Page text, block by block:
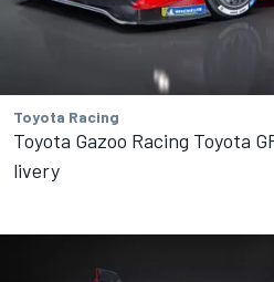
Toyota Racing
Toyota Gazoo Racing Toyota
livery